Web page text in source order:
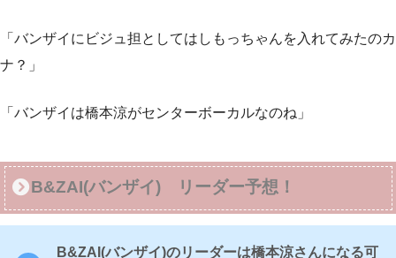
「バンザイにビジュ担としてはしもっちゃんを入れてみたのカ
ナ？」
「バンザイは橋本涼がセンターボーカルなのね」
B&ZAI(バンザイ) リーダー予想！
B&ZAI(バンザイ)のリーダーは橋本涼さんになる可